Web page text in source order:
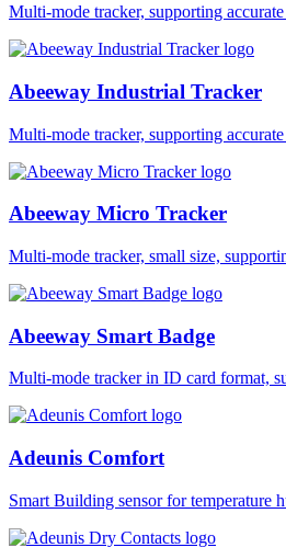
Multi-mode tracker, supporting
Abeeway Industrial Tracker
Multi-mode tracker, supporting
Abeeway Micro Tracker
Multi-mode tracker, small size,
Abeeway Smart Badge
Multi-mode tracker in ID card format,
Adeunis Comfort
Smart Building sensor for